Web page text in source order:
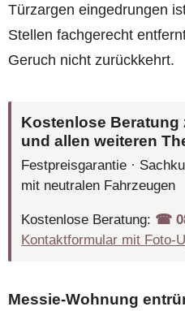
Türzargen eingedrungen
Stellen fachgerecht
Geruch nicht zurückkehrt.
Kostenlose Beratung
und allen weiteren
Festpreisgarantie ·
mit neutralen Fahrzeugen
Kostenlose Beratung: ☎︎
Kontaktformular mit Foto-
Messie-Wohnung